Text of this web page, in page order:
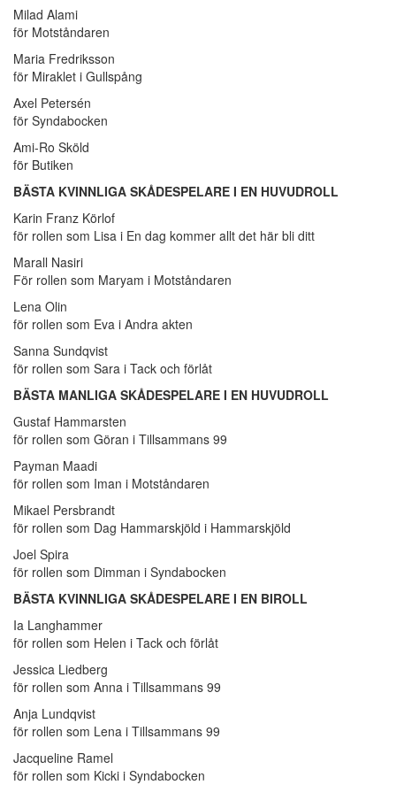
Milad Alami
för Motståndaren
Maria Fredriksson
för Miraklet i Gullspång
Axel Petersén
för Syndabocken
Ami-Ro Sköld
för Butiken
BÄSTA KVINNLIGA SKÅDESPELARE I EN HUVUDROLL
Karin Franz Körlof
för rollen som Lisa i En dag kommer allt det här bli ditt
Marall Nasiri
För rollen som Maryam i Motståndaren
Lena Olin
för rollen som Eva i Andra akten
Sanna Sundqvist
för rollen som Sara i Tack och förlåt
BÄSTA MANLIGA SKÅDESPELARE I EN HUVUDROLL
Gustaf Hammarsten
för rollen som Göran i Tillsammans 99
Payman Maadi
för rollen som Iman i Motståndaren
Mikael Persbrandt
för rollen som Dag Hammarskjöld i Hammarskjöld
Joel Spira
för rollen som Dimman i Syndabocken
BÄSTA KVINNLIGA SKÅDESPELARE I EN BIROLL
Ia Langhammer
för rollen som Helen i Tack och förlåt
Jessica Liedberg
för rollen som Anna i Tillsammans 99
Anja Lundqvist
för rollen som Lena i Tillsammans 99
Jacqueline Ramel
för rollen som Kicki i Syndabocken